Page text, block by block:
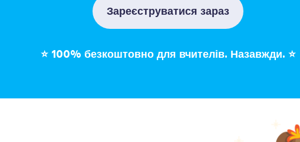
Зареєструватися зараз
⭐ 100% безкоштовно для вчителів. Назавжди. ⭐